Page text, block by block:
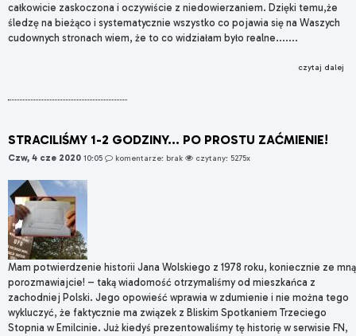
całkowicie zaskoczona i oczywiście z niedowierzaniem. Dzięki temu,że
śledzę na bieżąco i systematycznie wszystko co pojawia się na Waszych
cudownych stronach wiem, że to co widziałam było realne.......
czytaj dalej
STRACILIŚMY 1-2 GODZINY... PO PROSTU ZAĆMIENIE!
Czw, 4 cze 2020 10:05 komentarze: brak czytany: 5275x
Mam potwierdzenie historii Jana Wolskiego z 1978 roku, koniecznie ze mną
porozmawiajcie! – taką wiadomość otrzymaliśmy od mieszkańca z
zachodniej Polski. Jego opowieść wprawia w zdumienie i nie można tego
wykluczyć, że faktycznie ma związek z Bliskim Spotkaniem Trzeciego
Stopnia w Emilcinie. Już kiedyś prezentowaliśmy tę historię w serwisie FN,